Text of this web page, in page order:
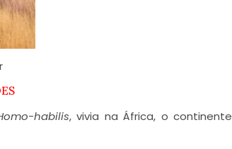
habilis, vivia na África, o continente